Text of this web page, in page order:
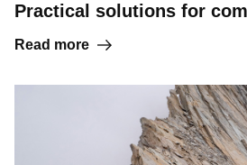
Practical solutions for
Read more